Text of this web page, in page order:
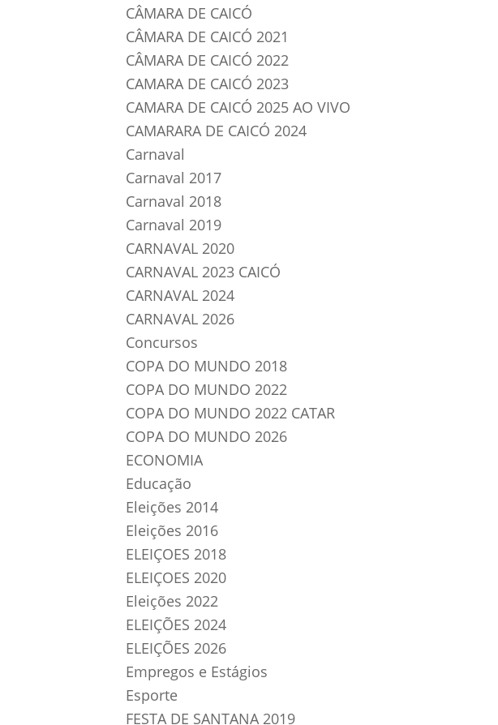
CÂMARA DE CAICÓ
CÂMARA DE CAICÓ 2021
CÂMARA DE CAICÓ 2022
CAMARA DE CAICÓ 2023
CAMARA DE CAICÓ 2025 AO VIVO
CAMARARA DE CAICÓ 2024
Carnaval
Carnaval 2017
Carnaval 2018
Carnaval 2019
CARNAVAL 2020
CARNAVAL 2023 CAICÓ
CARNAVAL 2024
CARNAVAL 2026
Concursos
COPA DO MUNDO 2018
COPA DO MUNDO 2022
COPA DO MUNDO 2022 CATAR
COPA DO MUNDO 2026
ECONOMIA
Educação
Eleições 2014
Eleições 2016
ELEIÇOES 2018
ELEIÇOES 2020
Eleições 2022
ELEIÇÕES 2024
ELEIÇÕES 2026
Empregos e Estágios
Esporte
FESTA DE SANTANA 2019